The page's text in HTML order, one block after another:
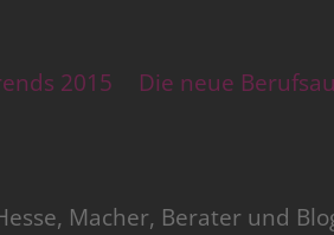
2015 Die neue
Macher, Berater und